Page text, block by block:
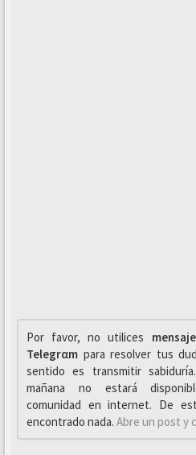
Por favor, no utilices
Telegrαm para resolver tus
sentido es transmitir
mañana no estará
comunidad en internet. De
encontrado nada. Abre un post y